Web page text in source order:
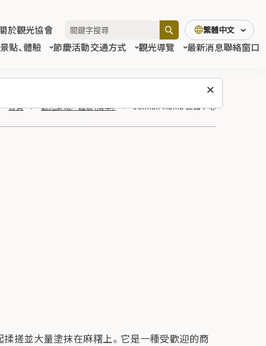
景點、體驗 節慶活動交通方式 觀光導覽 最新消息聯絡窗口
於觀光協會 繁體中文
首頁 觀光景點／體驗（清單） Jonnan Mama 直銷中心
搓並大量塗抹在麻糬上。 它是一種受歡迎的商